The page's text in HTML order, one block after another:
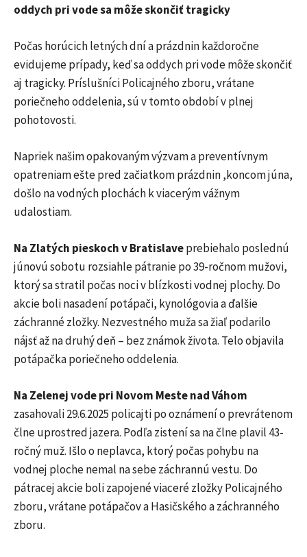
oddych pri vode sa môže skončiť tragicky
Počas horúcich letných dní a prázdnin každoročne
evidujeme prípady, keď sa oddych pri vode môže skončiť
aj tragicky. Príslušníci Policajného zboru, vrátane
poriečneho oddelenia, sú v tomto období v plnej
pohotovosti.
Napriek našim opakovaným výzvam a preventívnym
opatreniam ešte pred začiatkom prázdnin ,koncom júna,
došlo na vodných plochách k viacerým vážnym
udalostiam.
Na Zlatých pieskoch v Bratislaveprebiehalo poslednú
júnovú sobotu rozsiahle pátranie po 39-ročnom mužovi,
ktorý sa stratil počas noci v blízkosti vodnej plochy. Do
akcie boli nasadení potápači, kynológovia a ďalšie
záchranné zložky. Nezvestného muža sa žiaľ podarilo
nájsť až na druhý deň – bez známok života. Telo objavila
potápačka poriečneho oddelenia.
Na Zelenej vode pri Novom Meste nad Váhom
zasahovali 29.6.2025 policajti po oznámení o prevrátenom
člne uprostred jazera. Podľa zistení sa na člne plavil 43-
ročný muž. Išlo o neplavca, ktorý počas pohybu na
vodnej ploche nemal na sebe záchrannú vestu. Do
pátracej akcie boli zapojené viaceré zložky Policajného
zboru, vrátane potápačov a Hasičského a záchranného
zboru.